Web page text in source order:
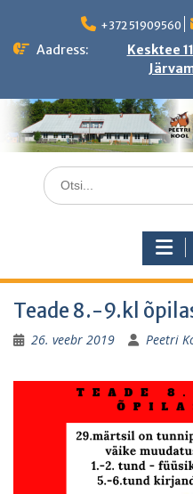
content
+372 51909560
Aadress:
Kesktee
Search
for:
Teade 8.-9.kl
26. veebr 2019 Peetri